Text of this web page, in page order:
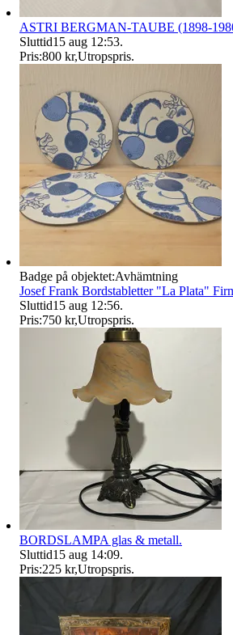
ASTRI BERGMAN-TAUBE (1898-
Sluttid15 aug 12:53.
Pris:800 kr,Utropspris.
Badge på objektet:Avhämtning
Josef Frank Bordstabletter "La Plata"
Sluttid15 aug 12:56.
Pris:750 kr,Utropspris.
BORDSLAMPA glas & metall.
Sluttid15 aug 14:09.
Pris:225 kr,Utropspris.